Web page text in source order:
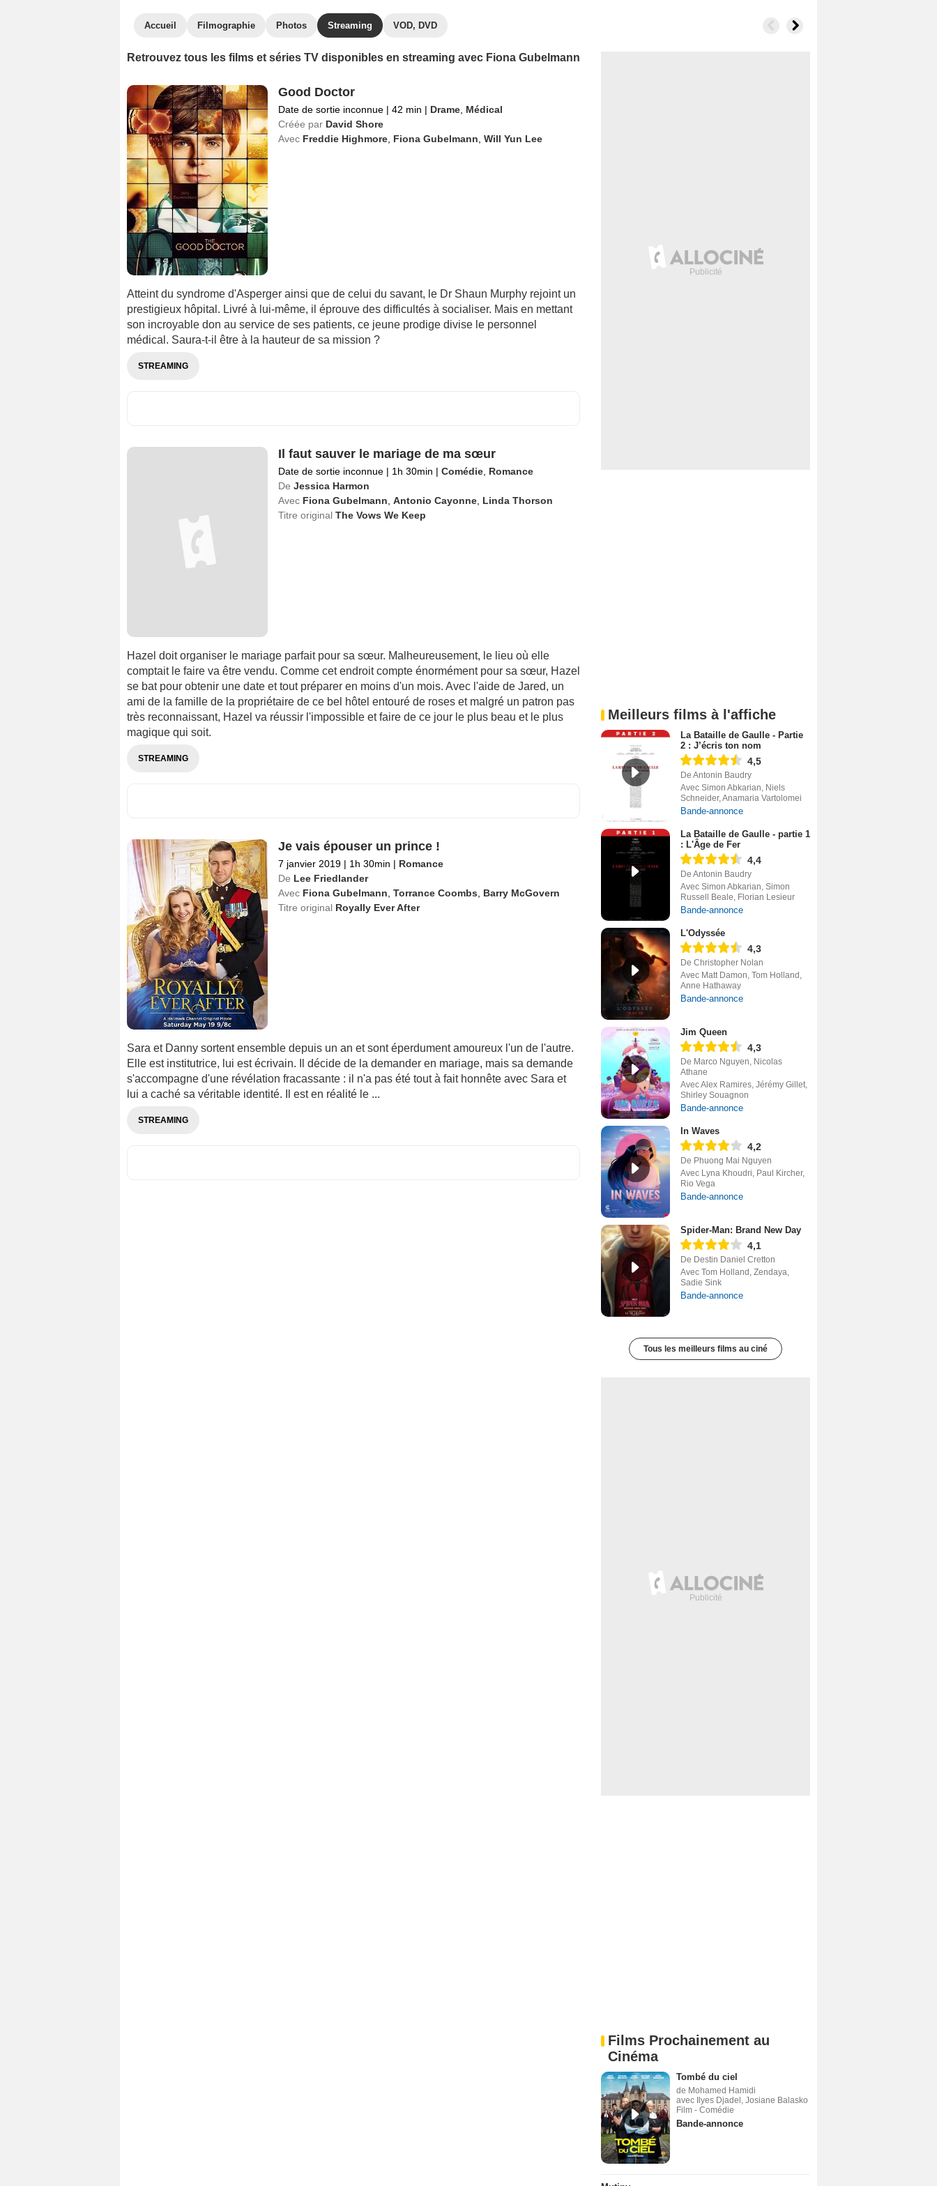
Accueil Filmographie Photos Streaming VOD, DVD
Retrouvez tous les films et séries TV disponibles en streaming avec Fiona Gubelmann
Good Doctor
Date de sortie inconnue | 42 min | Drame, Médical
Créée par David Shore
Avec Freddie Highmore, Fiona Gubelmann Will Yun Lee
Atteint du syndrome d'Asperger ainsi que de celui du savant, le Dr Shaun Murphy rejoint un
prestigieux hôpital. Livré à lui-même, il éprouve des difficultés à socialiser. Mais en mettant
son incroyable don au service de ses patients, ce jeune prodige divise le personnel
médical. Saura-t-il être à la hauteur de sa mission ?
STREAMING
Il faut sauver le mariage de ma sœur
Date de sortie inconnue | 1h 30min | Comédie, Romance
De Jessica Harmon
Avec Fiona Gubelmann Antonio Cayonne, Linda Thorson
Titre original The Vows We Keep
Hazel doit organiser le mariage parfait pour sa sœur. Malheureusement, le lieu où elle
comptait le faire va être vendu. Comme cet endroit compte énormément pour sa sœur, Hazel
se bat pour obtenir une date et tout préparer en moins d'un mois. Avec l'aide de Jared, un
ami de la famille de la propriétaire de ce bel hôtel entouré de roses et malgré un patron pas
très reconnaissant, Hazel va réussir l'impossible et faire de ce jour le plus beau et le plus
magique qui soit.
STREAMING
Je vais épouser un prince !
7 janvier 2019 | 1h 30min | Romance
De Lee Friedlander
Avec Fiona Gubelmann, Torrance Coombs, Barry McGovern
Titre original Royally Ever After
Sara et Danny sortent ensemble depuis un an et sont éperdument amoureux l'un de l'autre.
Elle est institutrice, lui est écrivain. Il décide de la demander en mariage, mais sa demande
s'accompagne d'une révélation fracassante : il n'a pas été tout à fait honnête avec Sara et
lui a caché sa véritable identité. Il est en réalité le ...
STREAMING
Meilleurs films à l'affiche
La Bataille de Gaulle - Partie
2 : J’écris ton nom
4,5
De Antonin Baudry
Avec Simon Abkarian, Niels
Schneider, Anamaria Vartolomei
Bande-annonce
La Bataille de Gaulle - partie 1
: L'Âge de Fer
4,4
De Antonin Baudry
Avec Simon Abkarian, Simon
Russell Beale, Florian Lesieur
Bande-annonce
L'Odyssée
4,3
De Christopher Nolan
Avec Matt Damon, Tom Holland,
Anne Hathaway
Bande-annonce
Jim Queen
4,3
De Marco Nguyen, Nicolas
Athane
Avec Alex Ramires, Jérémy Gillet,
Shirley Souagnon
Bande-annonce
In Waves
4,2
De Phuong Mai Nguyen
Avec Lyna Khoudri, Paul Kircher,
Rio Vega
Bande-annonce
Spider-Man: Brand New Day
4,1
De Destin Daniel Cretton
Avec Tom Holland, Zendaya,
Sadie Sink
Bande-annonce
Tous les meilleurs films au ciné
Films Prochainement au
Cinéma
Tombé du ciel
de Mohamed Hamidi
avec Ilyes Djadel, Josiane Balasko
Film - Comédie
Bande-annonce